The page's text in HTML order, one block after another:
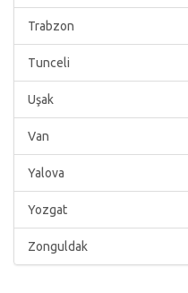
Trabzon
Tunceli
Uşak
Van
Yalova
Yozgat
Zonguldak